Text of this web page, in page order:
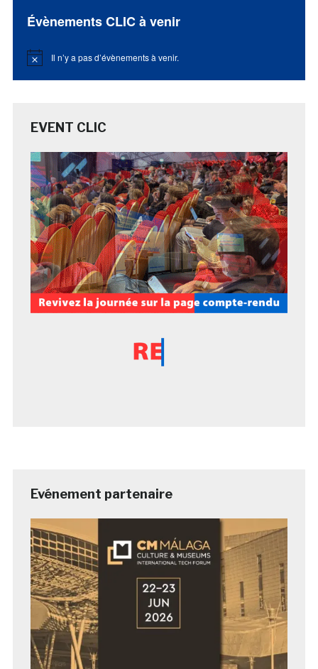
Évènements CLIC à venir
Notice Il n’y a pas d’évènements à venir.
EVENT CLIC
Evénement partenaire